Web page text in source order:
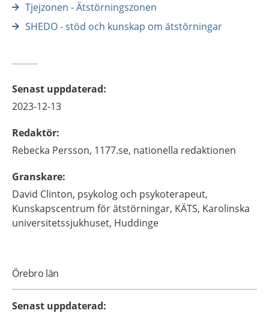
Tjejzonen - Ätstörningszonen
SHEDO - stöd och kunskap om ätstörningar
Senast uppdaterad:
2023-12-13
Redaktör:
Rebecka Persson, 1177.se, nationella redaktionen
Granskare:
David Clinton, psykolog och psykoterapeut,
Kunskapscentrum för ätstörningar, KÄTS, Karolinska
universitetssjukhuset, Huddinge
Örebro län
Senast uppdaterad: